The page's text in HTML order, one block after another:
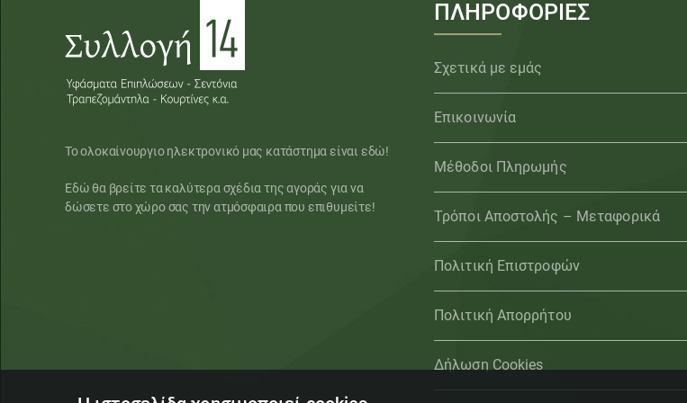
Το ολοκαίνουργιο ηλεκτρονικό μας κατάστημα είναι εδώ!
Εδώ θα βρείτε τα καλύτερα σχέδια της αγοράς για να
δώσετε στο χώρο σας την ατμόσφαιρα που επιθυμείτε!
ΠΛΗΡΟΦΟΡΙΕΣ
Σχετικά με εμάς
Επικοινωνία
Μέθοδοι Πληρωμής
Τρόποι Αποστολής – Μεταφορικά
Πολιτική Επιστροφών
Πολιτική Απορρήτου
Δήλωση Cookies